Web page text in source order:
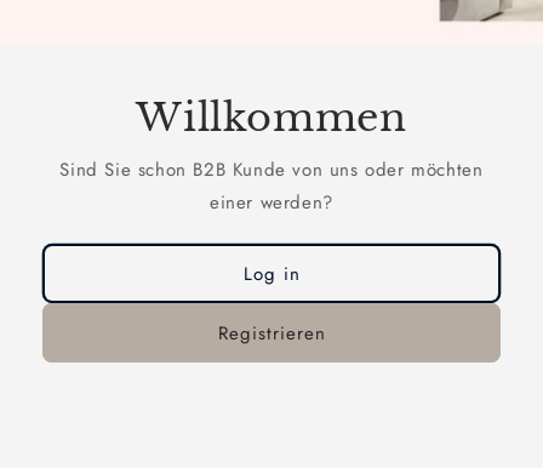
Willkommen
Sind Sie schon B2B Kunde von uns oder möchten
einer werden?
Log in
Registrieren